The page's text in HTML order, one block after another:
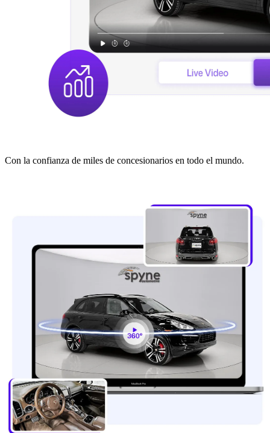
Con la confianza de miles de concesionarios en todo el mundo.